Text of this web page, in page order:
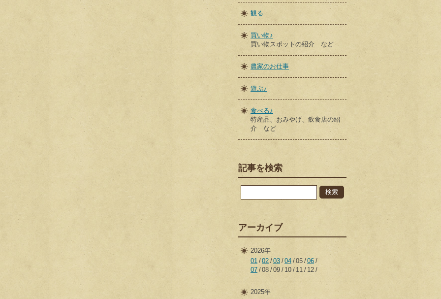
観る
買い物♪
買い物スポットの紹介 など
農家のお仕事
遊ぶ♪
食べる♪
特産品、おみやげ、飲食店の紹
介 など
記事を検索
アーカイブ
2026年
01 02 03 04 05 06
07 08 09 10 11 12
2025年